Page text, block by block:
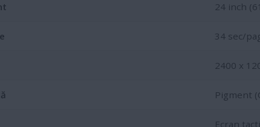
24 inch
34 sec/
2400 x
Pigment
Ecran